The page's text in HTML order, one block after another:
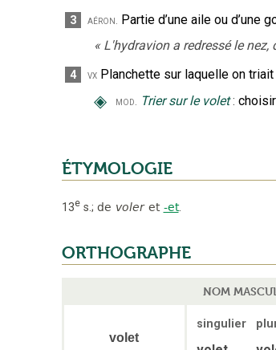
3 aéron. Partie d’une aile ou d’une
« L'hydravion a redressé le nez,
4 vx Planchette sur laquelle on
◈ mod. Trier sur le volet :
ÉTYMOLOGIE
13e s.; de voler et -et.
ORTHOGRAPHE
NOM
volet
singulier